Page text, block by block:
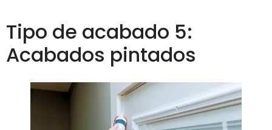
Tipo de acabado 5:
Acabados pintados